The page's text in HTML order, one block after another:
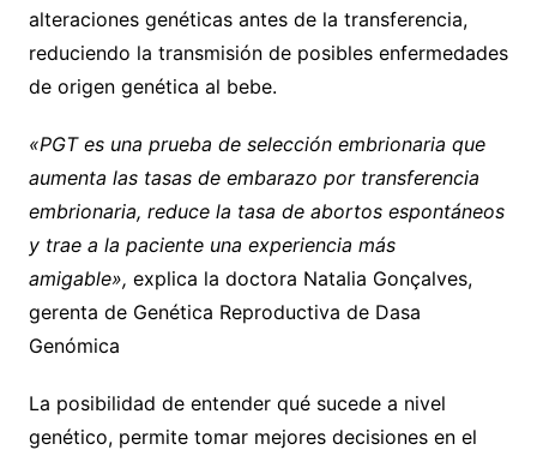
alteraciones genéticas antes de la transferencia,
reduciendo la transmisión de posibles enfermedades
de origen genética al bebe.
«PGT es una prueba de selección embrionaria que
aumenta las tasas de embarazo por transferencia
embrionaria, reduce la tasa de abortos espontáneos
y trae a la paciente una experiencia más
amigable», explica la doctora Natalia Gonçalves,
gerenta de Genética Reproductiva de Dasa
Genómica
La posibilidad de entender qué sucede a nivel
genético, permite tomar mejores decisiones en el